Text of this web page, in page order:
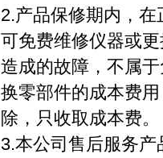
2.产品保修期内，
可免费维修仪器或
造成的故障，不属
换零部件的成本费
除，只收取成本费。
3.本公司售后服务